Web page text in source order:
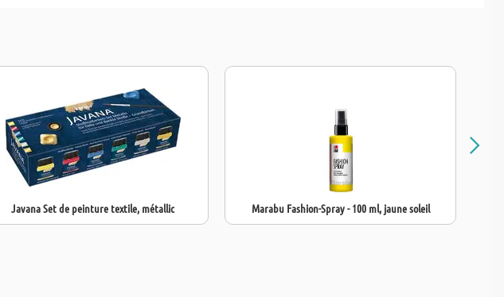
Javana Set de peinture textile, métallic Marabu Fashion-Spray - 100 ml, jaune soleil